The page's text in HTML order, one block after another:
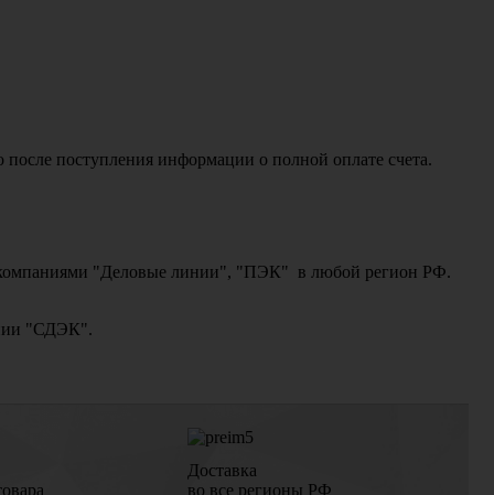
поступления информации о полной оплате счета.
компаниями "Деловые линии", "ПЭК" в любой регион РФ.
"СДЭК".
Доставка
во все регионы РФ